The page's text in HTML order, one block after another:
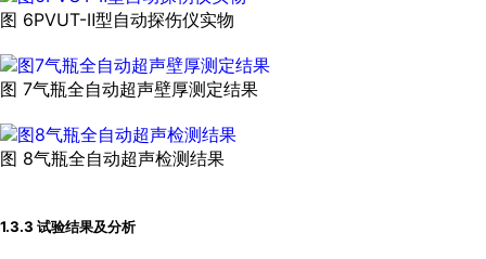
图 6PVUT-Ⅱ型自动探伤仪实物
图 7气瓶全自动超声壁厚测定结果
图 8气瓶全自动超声检测结果
1.3.3 试验结果及分析